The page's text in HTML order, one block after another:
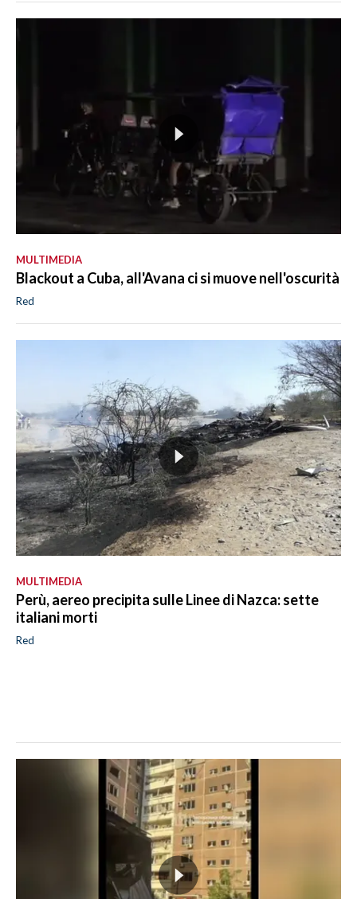
MULTIMEDIA
Blackout a Cuba, all'Avana ci si muove nell'oscurità
Red
MULTIMEDIA
Perù, aereo precipita sulle Linee di Nazca: sette
italiani morti
Red